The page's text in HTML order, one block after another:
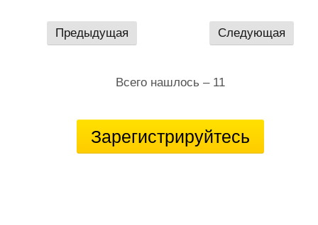
Предыдущая Следующая
Всего нашлось – 11
Зарегистрируйтесь